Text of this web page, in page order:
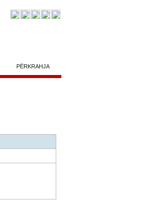
PËRKRAHJA